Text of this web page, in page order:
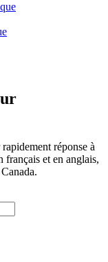
réponse à
français et en anglais,